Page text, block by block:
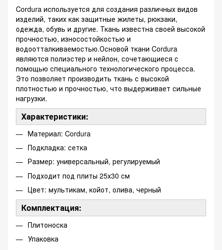
Cordura используется для создания различных видов
изделий, таких как защитные жилеты, рюкзаки,
одежда, обувь и другие. Ткань известна своей высокой
прочностью, износостойкостью и
водоотталкиваемостью.Основой ткани Cordura
являются полиэстер и нейлон, сочетающиеся с
помощью специального технологического процесса.
Это позволяет производить ткань с высокой
плотностью и прочностью, что выдерживает сильные
нагрузки.
Характеристики:
Материал: Cordura
Подкладка: сетка
Размер: универсальный, регулируемый
Подходит под плиты 25х30 см
Цвет: мультикам, койот, олива, черный
Комплектация:
Плитоноска
Упаковка